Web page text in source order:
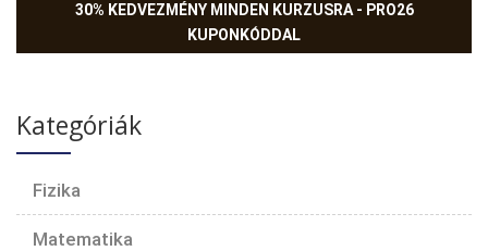
30% KEDVEZMÉNY MINDEN KURZUSRA - PRO26
KUPONKÓDDAL
Kategóriák
Fizika
Matematika